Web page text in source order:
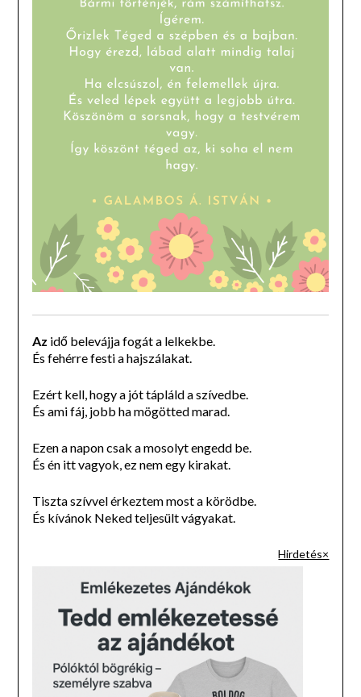
Az idő belevájja fogát a lelkekbe.
És fehérre festi a hajszálakat.
Ezért kell, hogy a jót tápláld a szívedbe.
És ami fáj, jobb ha mögötted marad.
Ezen a napon csak a mosolyt engedd be.
És én itt vagyok, ez nem egy kirakat.
Tiszta szívvel érkeztem most a körödbe.
És kívánok Neked teljesült vágyakat.